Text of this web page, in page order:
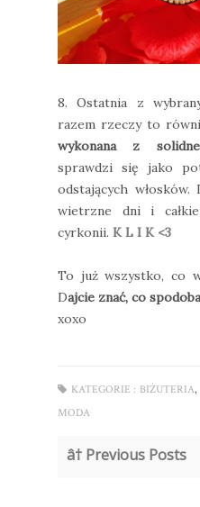
8. Ostatnia z
razem rzeczy to
wykonana z
sprawdzi się jako
odstających
wietrzne dni i
cyrkonii. K L I K <3
To już wszystko, co
Dajcie znać, co
xoxo
KATEGORIE : BIŻUTERIA,
MODA
â† Previous Posts